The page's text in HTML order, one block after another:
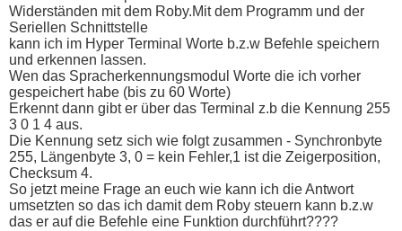
Widerständen mit dem Roby.Mit dem Programm und der
Seriellen Schnittstelle
kann ich im Hyper Terminal Worte b.z.w Befehle speichern
und erkennen lassen.
Wen das Spracherkennungsmodul Worte die ich vorher
gespeichert habe (bis zu 60 Worte)
Erkennt dann gibt er über das Terminal z.b die Kennung 255
3 0 1 4 aus.
Die Kennung setz sich wie folgt zusammen - Synchronbyte
255, Längenbyte 3, 0 = kein Fehler,1 ist die Zeigerposition,
Checksum 4.
So jetzt meine Frage an euch wie kann ich die Antwort
umsetzten so das ich damit dem Roby steuern kann b.z.w
das er auf die Befehle eine Funktion durchführt????